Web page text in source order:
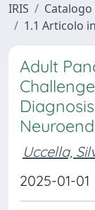
IRIS Catalogo
1.1 Articolo
Adult
Uccella,
2025-01-01